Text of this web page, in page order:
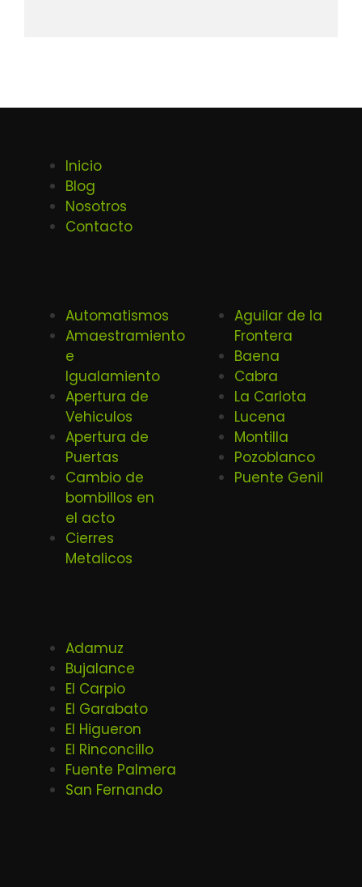
Inicio
Blog
Nosotros
Contacto
Automatismos
Amaestramiento
e
Igualamiento
Apertura de
Vehiculos
Apertura de
Puertas
Cambio de
bombillos en
el acto
Cierres
Metalicos
Aguilar de la
Frontera
Baena
Cabra
La Carlota
Lucena
Montilla
Pozoblanco
Puente Genil
Adamuz
Bujalance
El Carpio
El Garabato
El Higueron
El Rinconcillo
Fuente Palmera
San Fernando